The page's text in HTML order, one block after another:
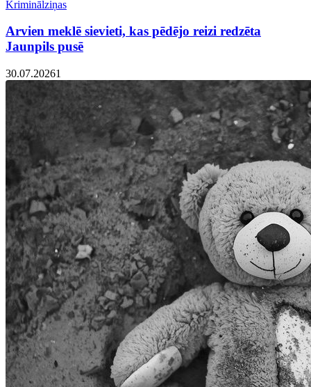
Kriminālziņas
Arvien meklē sievieti, kas pēdējo reizi redzēta
Jaunpils pusē
30.07.20261